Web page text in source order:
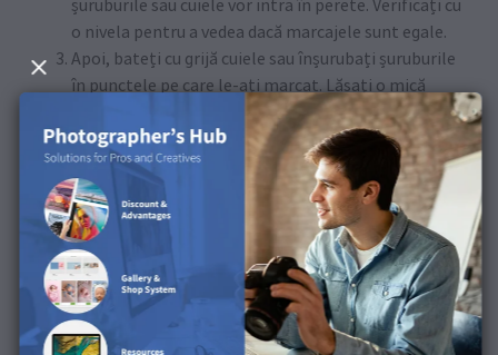
șuruburile sau cuiele vor intra în perete. Verificați cu
o nivela pentru a vedea dacă marcajele sunt egale.
Apoi, bateți cu grijă cuiele sau înșurubați șuruburile
în punctele pe care le-ați marcat. Lăsați o mică
porțiune care să iasă din perete pentru a agăța
subcadrul. Nu le strângeți încă de perete, deoarece
este posibil să fie nevoie să ajustați lungimea
proeminentă pentru a se potrivi cu adâncimea
subcadrului dvs.
Poziționați cu grijă Wall Art astfel încât cuiele sau
șuruburile să se alinieze cu găurile de pe subcadrul
din aluminiu. Coborâți-o încet pe cuie sau pe
șuruburi.